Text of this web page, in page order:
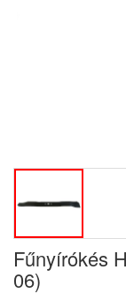
Fűnyírókés
06)